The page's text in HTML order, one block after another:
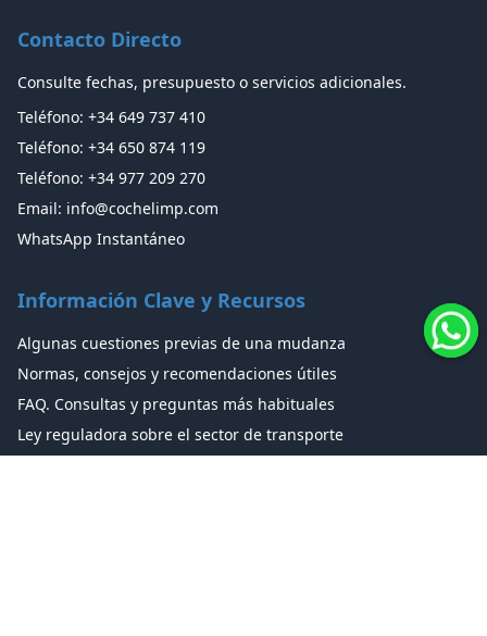
Contacto Directo
Consulte fechas, presupuesto o servicios adicionales.
Teléfono: +34 649 737 410
Teléfono: +34 650 874 119
Teléfono: +34 977 209 270
Email: info@cochelimp.com
WhatsApp Instantáneo
Información Clave y Recursos
Algunas cuestiones previas de una mudanza
Normas, consejos y recomendaciones útiles
FAQ. Consultas y preguntas más habituales
Ley reguladora sobre el sector de transporte